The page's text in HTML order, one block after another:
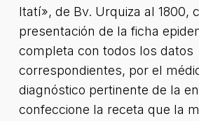
Itatí», de Bv. Urquiza al 1800,
presentación de la ficha
completa con todos los datos
correspondientes, por el
diagnóstico pertinente de la
confeccione la receta que la